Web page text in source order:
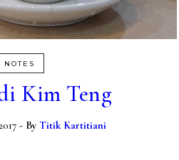
NOTES
Kim Teng
- By Titik Kartitiani